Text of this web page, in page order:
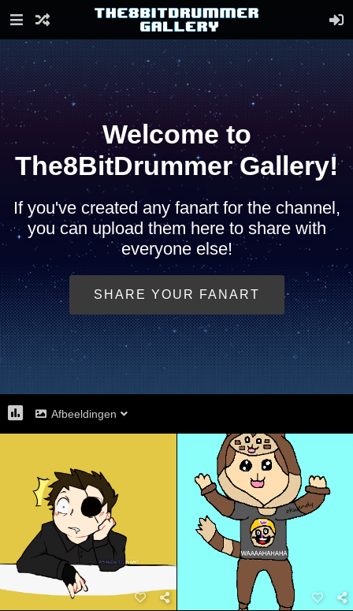
Welcome to
The8BitDrummer Gallery!
If you've created any fanart for the channel,
you can upload them here to share with
everyone else!
SHARE YOUR FANART
Afbeeldingen